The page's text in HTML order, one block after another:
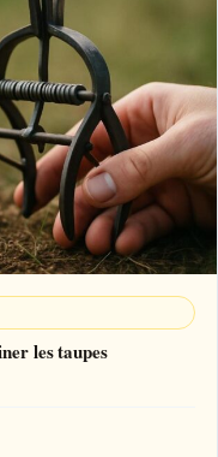
les taupes